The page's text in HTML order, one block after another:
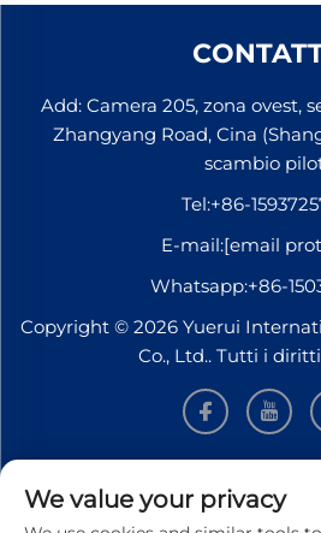
Add: Camera 205, zona ovest,
Zhangyang Road, Cina
scambio
Tel:+86-
E-mail:[email
Whatsapp:+86-
Copyright © 2026 Yuerui
Co., Ltd.. Tutti i
We value your privacy